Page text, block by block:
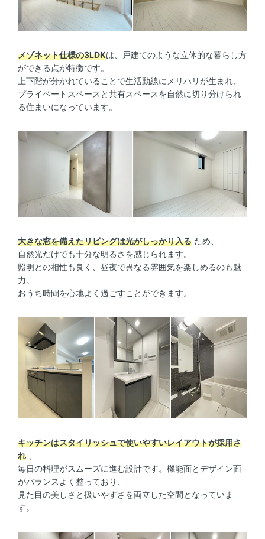
メゾネット仕様の3LDKは、戸建てのような立体的な暮らし方
ができる点が特徴です。
上下階が分かれていることで生活動線にメリハリが生まれ、
プライベートスペースと共有スペースを自然に切り分けられ
る住まいになっています。
大きな窓を備えたリビングは光がしっかり入る ため、
自然光だけでも十分な明るさを感じられます。
照明との相性も良く、昼夜で異なる雰囲気を楽しめるのも魅
力。
おうち時間を心地よく過ごすことができます。
キッチンはスタイリッシュで使いやすいレイアウトが採用さ
れ
毎日の料理がスムーズに進む設計です。機能面とデザイン面
がバランスよく整っており、
見た目の美しさと扱いやすさを両立した空間となっていま
す。